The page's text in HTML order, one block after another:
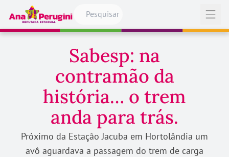
Pular para o conteúdo
Abrir
Sabesp: na
contramão da
história… o trem
anda para trás.
Próximo da Estação Jacuba em Hortolândia um
avô aguardava a passagem do trem de carga